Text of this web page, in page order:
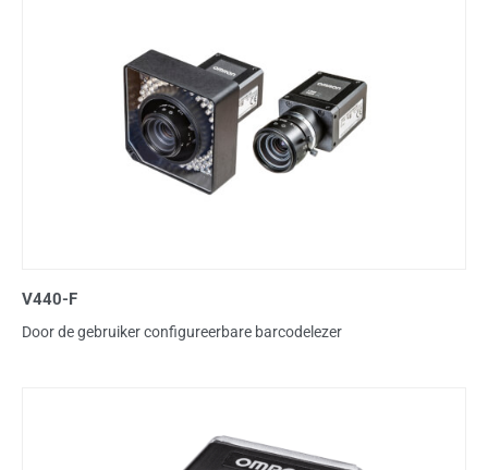
V440-F
Door de gebruiker configureerbare barcodelezer